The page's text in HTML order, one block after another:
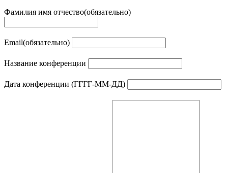
Фамилия имя отчество(обязательно)
Email(обязательно)
Название конференции
Дата конференции (ГГГГ-ММ-ДД)